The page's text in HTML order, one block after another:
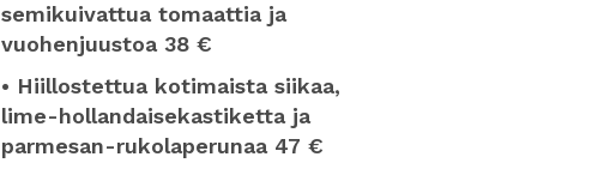
semikuivattua tomaattia ja
vuohenjuustoa 38 €
• Hiillostettua kotimaista siikaa,
lime-hollandaisekastiketta ja
parmesan-rukolaperunaa 47 €